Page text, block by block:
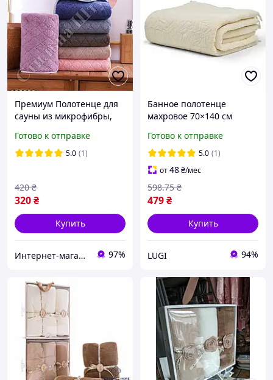
Премиум Полотенце для
сауны из микрофибры,
Турции, розничные и
оптовые продажи
Готово к отправке
5.0 (1)
320₴
420 ₴
Купить
Интернет-магазин "Стильная Штучка" 97%
Банное полотенце
махровое 70×140 см
Готово к отправке
5.0 (1)
от48₴/мес
479₴
598.75 ₴
Купить
LUGI 94%